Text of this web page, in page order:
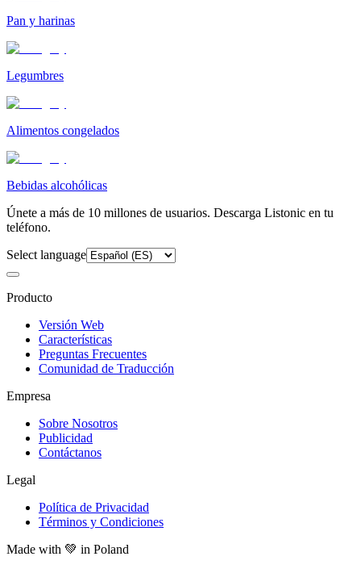
Pan y harinas
Legumbres
Alimentos congelados
Bebidas alcohólicas
Únete a más de 10 millones de usuarios. Descarga Listonic en tu
teléfono.
Select language
Producto
Versión Web
Características
Preguntas Frecuentes
Comunidad de Traducción
Empresa
Sobre Nosotros
Publicidad
Contáctanos
Legal
Política de Privacidad
Términos y Condiciones
Made with 💚 in Poland